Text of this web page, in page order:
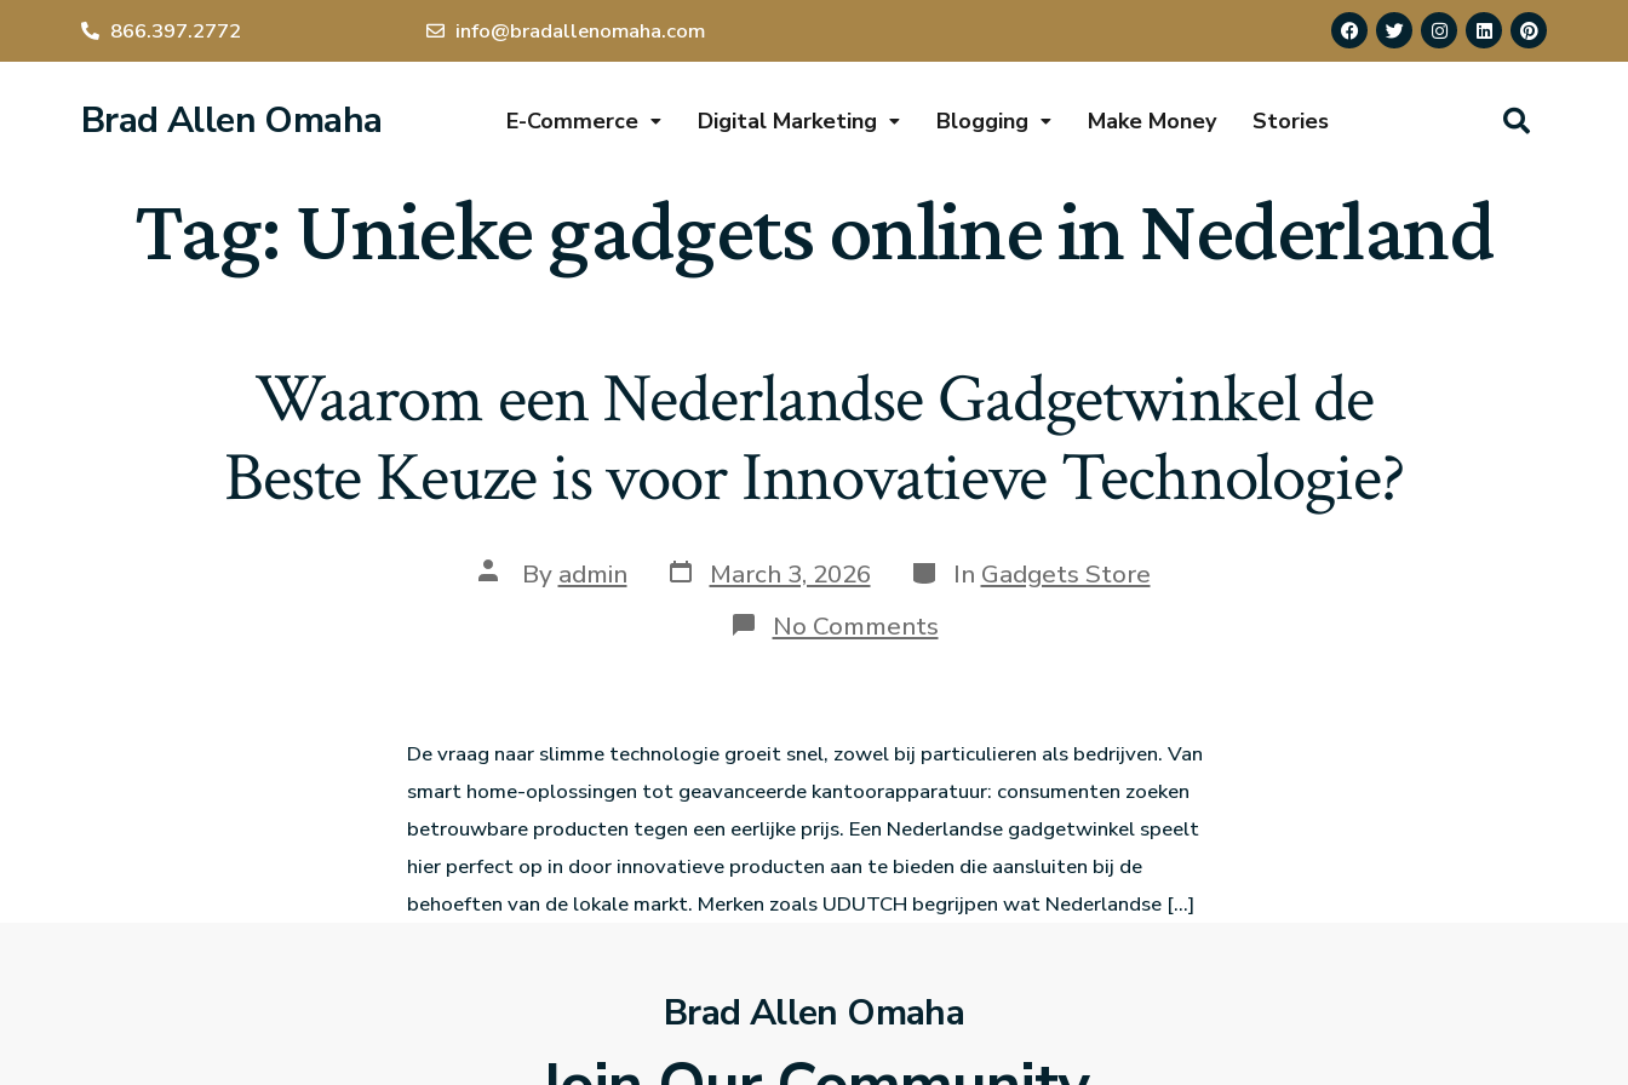
866.397.2772 info@bradallenomaha.com
Brad Allen Omaha E-Commerce Digital Marketing Blogging Make Money Stories
Tag: Unieke gadgets online in Nederland
Waarom een Nederlandse Gadgetwinkel de
Beste Keuze is voor Innovatieve Technologie?
By admin March 3, 2026 In Gadgets Store
No Comments
De vraag naar slimme technologie groeit snel, zowel bij particulieren als bedrijven. Van
smart home-oplossingen tot geavanceerde kantoorapparatuur: consumenten zoeken
betrouwbare producten tegen een eerlijke prijs. Een Nederlandse gadgetwinkel speelt
hier perfect op in door innovatieve producten aan te bieden die aansluiten bij de
behoeften van de lokale markt. Merken zoals UDUTCH begrijpen wat Nederlandse […]
Brad Allen Omaha